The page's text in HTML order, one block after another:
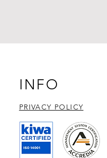
INFO
PRIVACY POLICY​